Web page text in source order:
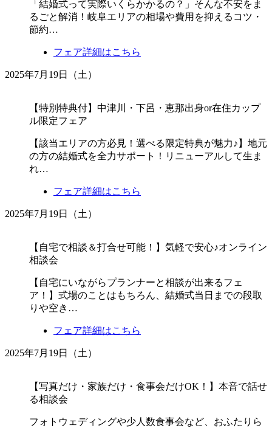
「結婚式って実際いくらかかるの？」そんな不安をま
るごと解消！岐阜エリアの相場や費用を抑えるコツ・
節約…
フェア詳細はこちら
2025年7月19日（土）
【特別特典付】中津川・下呂・恵那出身or在住カップ
ル限定フェア
【該当エリアの方必見！選べる限定特典が魅力♪】地元
の方の結婚式を全力サポート！リニューアルして生ま
れ…
フェア詳細はこちら
2025年7月19日（土）
【自宅で相談＆打合せ可能！】気軽で安心♪オンライン
相談会
【自宅にいながらプランナーと相談が出来るフェ
ア！】式場のことはもちろん、結婚式当日までの段取
りや空き…
フェア詳細はこちら
2025年7月19日（土）
【写真だけ・家族だけ・食事会だけOK！】本音で話せ
る相談会
フォトウェディングや少人数食事会など、おふたりら